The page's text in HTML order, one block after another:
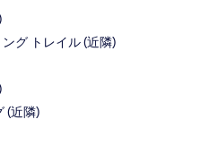
グ トレイル (近隣)
(近隣)